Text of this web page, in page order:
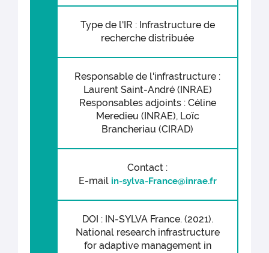
Type de l'IR : Infrastructure de
recherche distribuée
Responsable de l'infrastructure :
Laurent Saint-André (INRAE)
Responsables adjoints : Céline
Meredieu (INRAE), Loïc
Brancheriau (CIRAD)
Contact :
E-mail in-sylva-France@inrae.fr
DOI : IN-SYLVA France. (2021).
National research infrastructure
for adaptive management in